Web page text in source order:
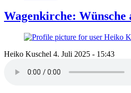
Wagenkirche: Wünsche
Heiko Kuschel 4. Juli 2025 - 15:43